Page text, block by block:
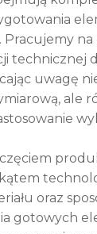
na
technicznej
uwagę
ale
oraz
gotowych